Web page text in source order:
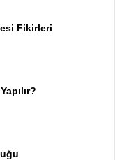
Fikirleri